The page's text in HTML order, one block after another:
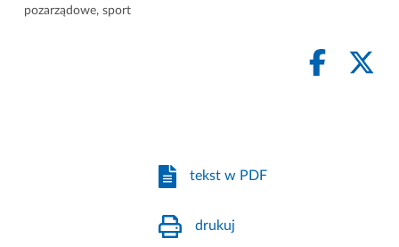
pozarządowe, sport
tekst w PDF
drukuj